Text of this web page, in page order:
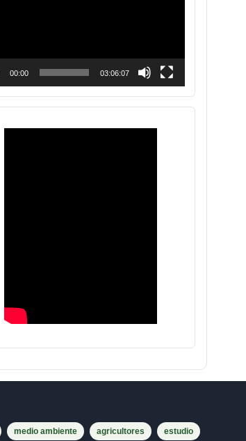
00:00 03:06:07
medio ambiente agricultores estudio